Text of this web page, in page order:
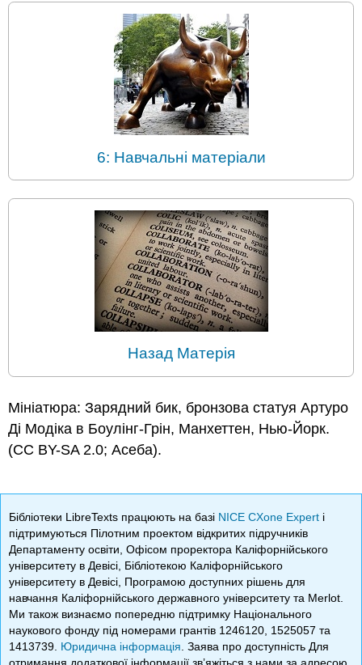
6: Навчальні матеріали
Назад Матерія
Мініатюра: Зарядний бик, бронзова статуя Артуро
Ді Модіка в Боулінг-Грін, Манхеттен, Нью-Йорк.
(CC BY-SA 2.0; Асеба).
Бібліотеки LibreTexts працюють на базі NICE CXone Expert і
підтримуються Пілотним проектом відкритих підручників
Департаменту освіти, Офісом проректора Каліфорнійського
університету в Девісі, Бібліотекою Каліфорнійського
університету в Девісі, Програмою доступних рішень для
навчання Каліфорнійського державного університету та Merlot.
Ми також визнаємо попередню підтримку Національного
наукового фонду під номерами грантів 1246120, 1525057 та
1413739. Юридична інформація . Заява про доступність Для